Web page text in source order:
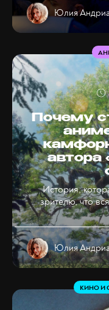
Юлия
Почему
автора
История,
зрителю, что
Юлия
КИНО И